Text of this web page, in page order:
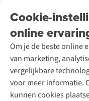
Cookie-
online
Om je de beste online
van marketing,
vergelijkbare
voor meer informatie.
kunnen cookies
Garantie
Contact
Onze winkels
Over A.S.Adventure
Ski-onderhoud
Wasservice
Schoenonderhoud
Schoenherstelling
Kledingherstelling
Retouches
Voor bedrijven
A.S.Magazine
Podcast
Explore Academy
Explore Camp
Gear Check
Inspiratie & advies
Meld je aan voor de